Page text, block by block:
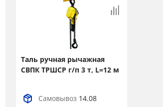
Таль ручная рычажная
СВПК ТРШСР г/п 3 т, L=12 м
Самовывоз 14.08